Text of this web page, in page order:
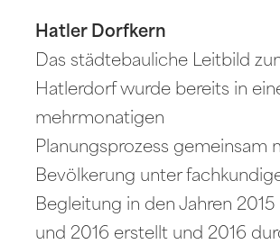
Hatler Dorfkern
Das städtebauliche Leitbild
Hatlerdorf wurde bereits in
mehrmonatigen
Planungsprozess gemeinsam
Bevölkerung unter
Begleitung in den Jahren 2015
und 2016 erstellt und 2016